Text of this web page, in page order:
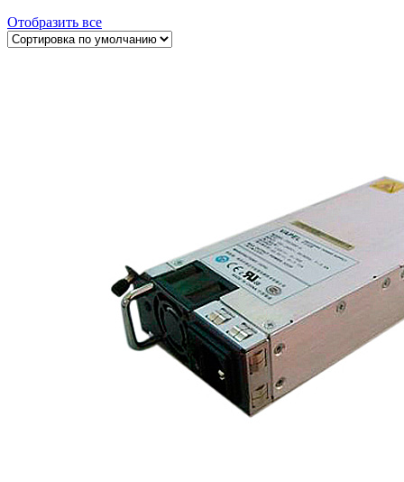
Отобразить все